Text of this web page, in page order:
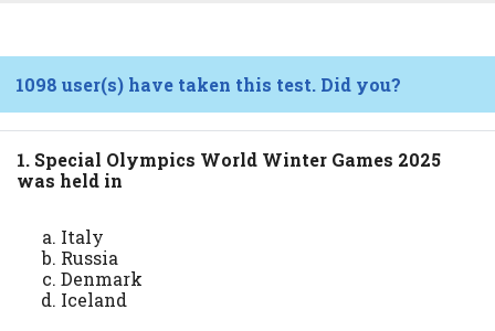
1098 user(s) have taken this test. Did you?
1. Special Olympics World Winter Games 2025
was held in
Italy
Russia
Denmark
Iceland